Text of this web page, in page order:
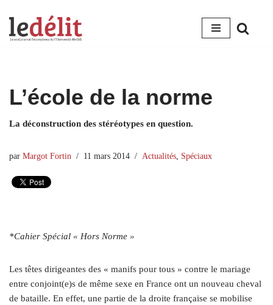
Aller
L’école de la norme
La déconstruction des stéréotypes en question.
par Margot Fortin 11 mars 2014 Actualités Spéciaux
*Cahier Spécial « Hors Norme »
Les têtes dirigeantes des « manifs pour tous » contre le mariage
entre conjoint(e)s de même sexe en France ont un nouveau cheval
de bataille. En effet, une partie de la droite française se mobilise